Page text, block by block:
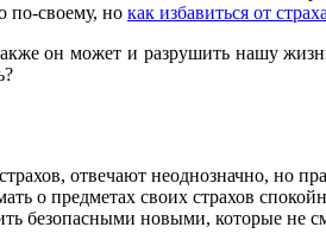
по-своему, но как избавиться от страха
он может и разрушить нашу
отвечают неоднозначно, но
о предметах своих страхов
безопасными новыми, которые не